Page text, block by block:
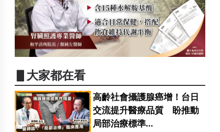
▋大家都在看
高齡社會攝護腺癌增！台日
交流提升醫療品質 盼推動
局部治療標準...